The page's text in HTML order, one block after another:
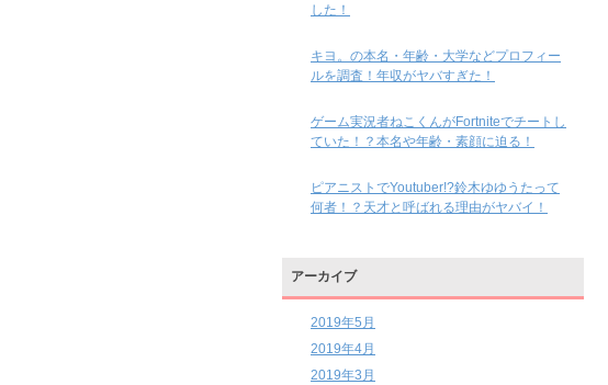
した！
キヨ。の本名・年齢・大学などプロフィー
ルを調査！年収がヤバすぎた！
ゲーム実況者ねこくんがFortniteでチートし
ていた！？本名や年齢・素顔に迫る！
ピアニストでYoutuber!?鈴木ゆゆうたって
何者！？天才と呼ばれる理由がヤバイ！
アーカイブ
2019年5月
2019年4月
2019年3月